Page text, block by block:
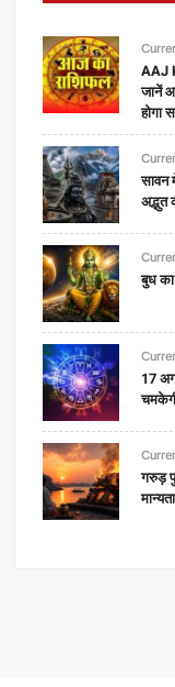
AAJ
जानें
होगा
सावन
अद्भुत
बुध
17
गरुड़
मान्यता